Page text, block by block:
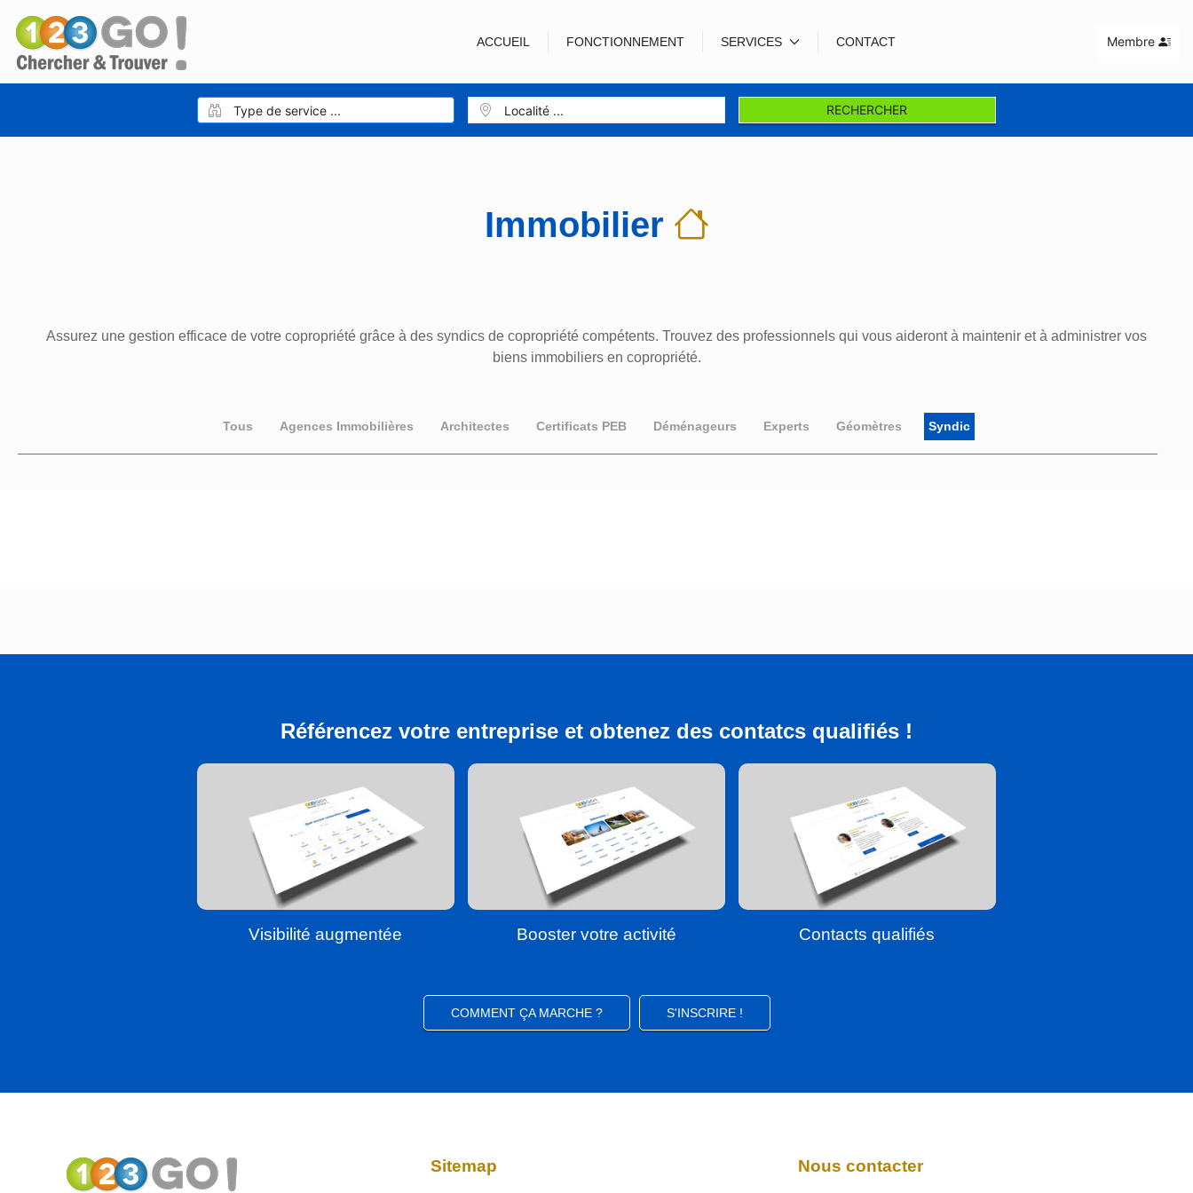
ACCUEIL FONCTIONNEMENT SERVICES CONTACT Membre
RECHERCHER
Immobilier
Assurez une gestion efficace de votre copropriété grâce à des syndics de copropriété compétents. Trouvez des professionnels qui vous aideront à maintenir et à administrer vos
biens immobiliers en copropriété.
Tous Agences Immobilières Architectes Certificats PEB Déménageurs Experts Géomètres Syndic
Référencez votre entreprise et obtenez des contatcs qualifiés !
Visibilité augmentée Booster votre activité Contacts qualifiés
COMMENT ÇA MARCHE ? S'INSCRIRE !
Sitemap Nous contacter